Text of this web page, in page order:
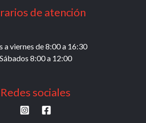
de atención
a viernes de 8:00 a 16:30
Sábados 8:00 a 12:00
Redes sociales